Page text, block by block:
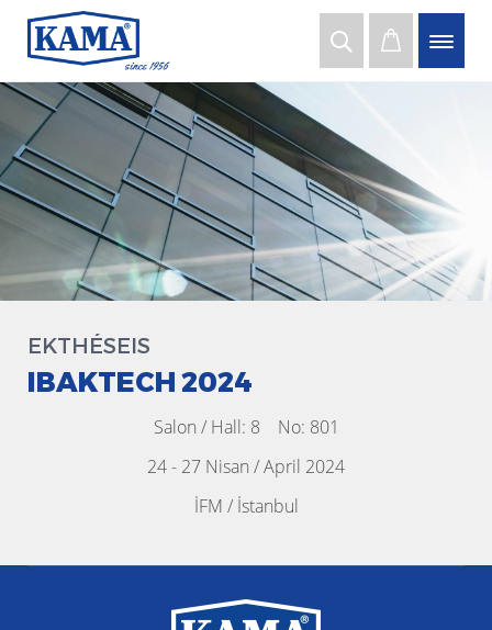
EKTHÉSEIS
IBAKTECH 2024
Salon / Hall: 8 No: 801
24 - 27 Nisan / April 2024
İFM / İstanbul